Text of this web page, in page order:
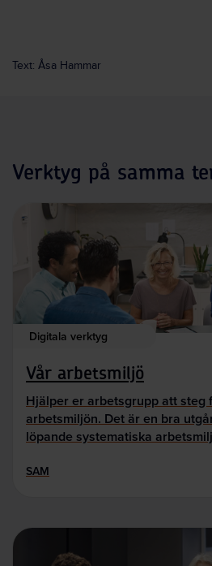
Text: Åsa Hammar
Verktyg på samma
Digitala verktyg
Vår arbetsmiljö
Hjälper er arbetsgrupp att steg
arbetsmiljön. Det är en bra
löpande systematiska
SAM